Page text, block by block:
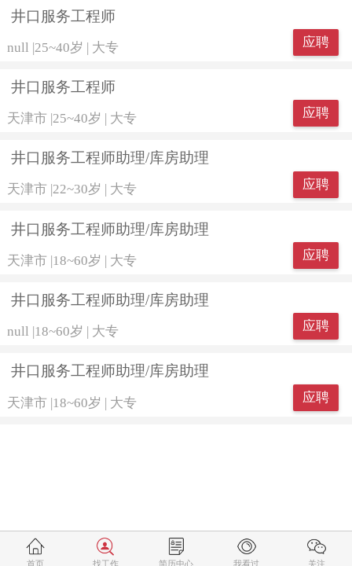
井口服务工程师
null |25~40岁 | 大专 应聘
井口服务工程师
天津市 |25~40岁 | 大专 应聘
井口服务工程师助理/库房助理
天津市 22~30岁 大专 应聘
井口服务工程师助理/库房助理
天津市 |18~60岁 | 大专 应聘
井口服务工程师助理/库房助理
null 18~60岁 大专 应聘
井口服务工程师助理/库房助理
天津市 |18~60岁 | 大专 应聘
首页 找工作 简历中心 我看过 关注